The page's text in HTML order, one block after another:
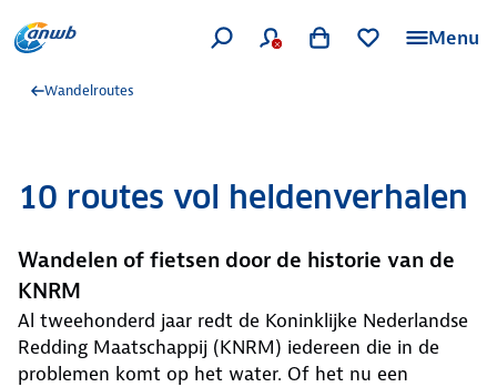
Menu
Wandelroutes
10 routes vol heldenverhalen
Wandelen of fietsen door de historie van de
KNRM
Al tweehonderd jaar redt de Koninklijke Nederlandse
Redding Maatschappij (KNRM) iedereen die in de
problemen komt op het water. Of het nu een